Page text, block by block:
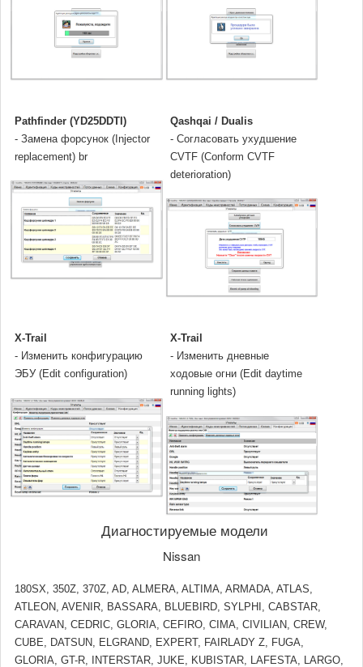
Pathfinder (YD25DDTI)
- Замена форсунок (Injector
replacement) br
Qashqai / Dualis
- Cогласовать ухудшение
CVTF (Conform CVTF
deterioration)
X-Trail
- Изменить конфигурацию
ЭБУ (Edit configuration)
X-Trail
- Изменить дневные
ходовые огни (Edit daytime
running lights)
Диагностируемые модели
Nissan
180SX, 350Z, 370Z, AD, ALMERA, ALTIMA, ARMADA, ATLAS,
ATLEON, AVENIR, BASSARA, BLUEBIRD, SYLPHI, CABSTAR,
CARAVAN, CEDRIC, GLORIA, CEFIRO, CIMA, CIVILIAN, CREW,
CUBE, DATSUN, ELGRAND, EXPERT, FAIRLADY Z, FUGA,
GLORIA, GT-R, INTERSTAR, JUKE, KUBISTAR, LAFESTA, LARGO,